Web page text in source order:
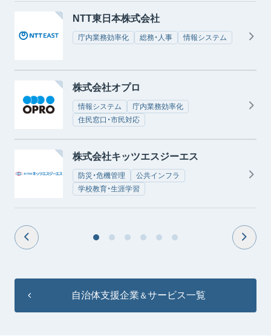
NTT東日本株式会社
庁内業務効率化 総務・人事 情報システム
株式会社オプロ
情報システム
庁内業務効率化
住民窓口・市民対応
株式会社キッツエスジーエス
防災・危機管理
公共インフラ
学校教育・生涯学習
自治体支援企業 ＆サービス一覧